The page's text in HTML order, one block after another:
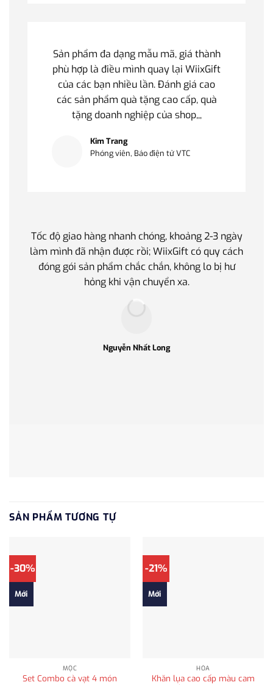
Sản phẩm đa dạng mẫu mã, giá thành
phù hợp là điều mình quay lại WiixGift
của các bạn nhiều lần. Đánh giá cao
các sản phẩm quà tặng cao cấp, quà
tặng doanh nghiệp của shop,,,
Kim Trang
Phóng viên, Báo điện tử VTC
Tốc độ giao hàng nhanh chóng, khoảng 2-3 ngày
làm mình đã nhận được rồi; WiixGift có quy cách
đóng gói sản phẩm chắc chắn, không lo bị hư
hỏng khi vận chuyển xa.
Nguyễn Nhất Long
SẢN PHẨM TƯƠNG TỰ
-30%
Mới
MỘC
Set Combo cà vạt 4 món
-21%
Mới
HỎA
Khăn lụa cao cấp màu cam